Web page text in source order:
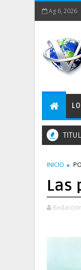
Ag 6, 2026
NACIONALES
INICIO
Las